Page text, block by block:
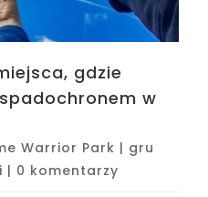
gdzie
w
Warrior Park | gru
| 0 komentarzy